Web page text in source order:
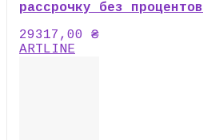
рассрочку без процентов
29317,00 ₴
ARTLINE